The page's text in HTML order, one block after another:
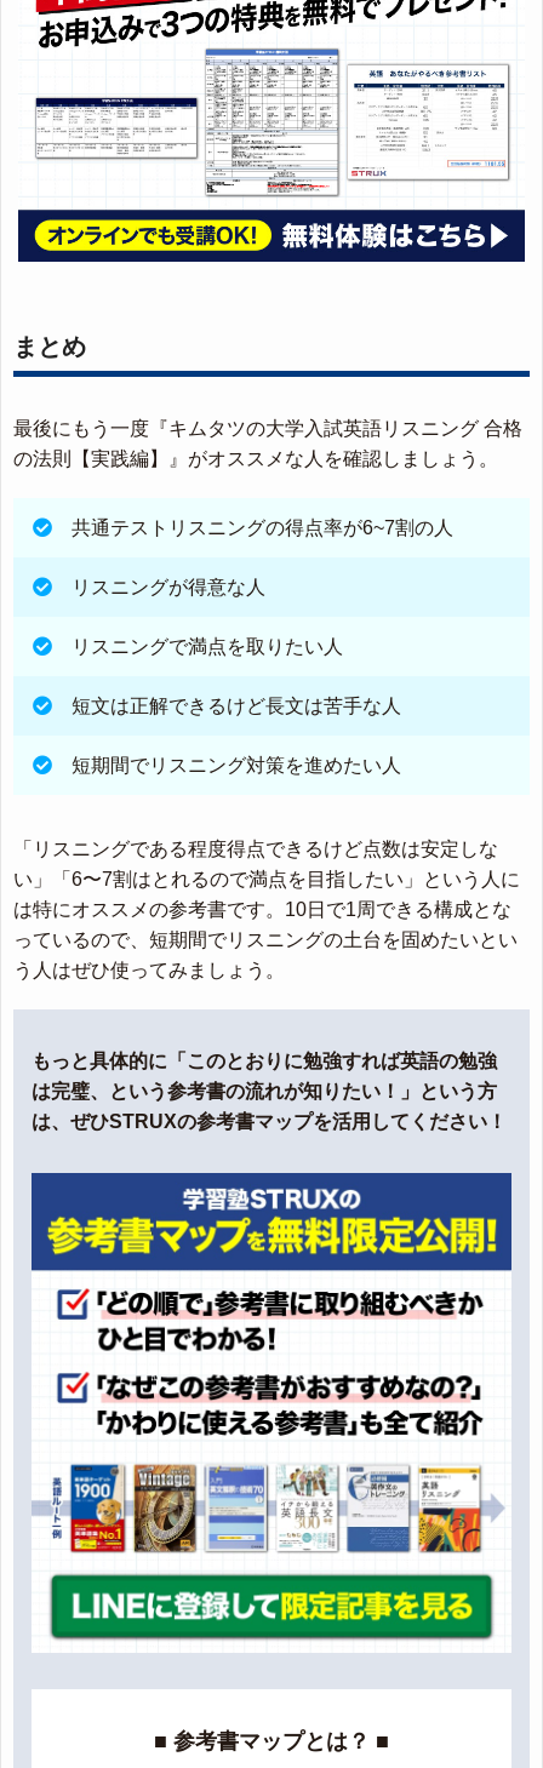
まとめ
最後にもう一度『キムタツの大学入試英語リスニング 合格
の法則【実践編】』がオススメな人を確認しましょう。
共通テストリスニングの得点率が6~7割の人
リスニングが得意な人
リスニングで満点を取りたい人
短文は正解できるけど長文は苦手な人
短期間でリスニング対策を進めたい人
「リスニングである程度得点できるけど点数は安定しな
い」「6〜7割はとれるので満点を目指したい」という人に
は特にオススメの参考書です。10日で1周できる構成とな
っているので、短期間でリスニングの土台を固めたいとい
う人はぜひ使ってみましょう。
もっと具体的に「このとおりに勉強すれば英語の勉強
は完璧、という参考書の流れが知りたい！」という方
は、ぜひSTRUXの参考書マップを活用してください！
■ 参考書マップとは？ ■